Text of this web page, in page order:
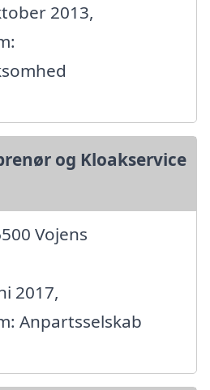
2013,
og Kloakservice
Vojens
2017,
Anpartsselskab